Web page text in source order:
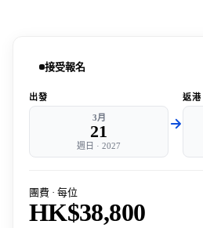
接受報名
出發
3月
21
週日 · 2027
返港
團費 · 每位
HK$38,800